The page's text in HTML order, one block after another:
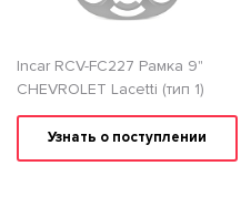
Incar RCV-FC227 Рамка 9"
CHEVROLET Lacetti (тип 1)
Узнать о поступлении